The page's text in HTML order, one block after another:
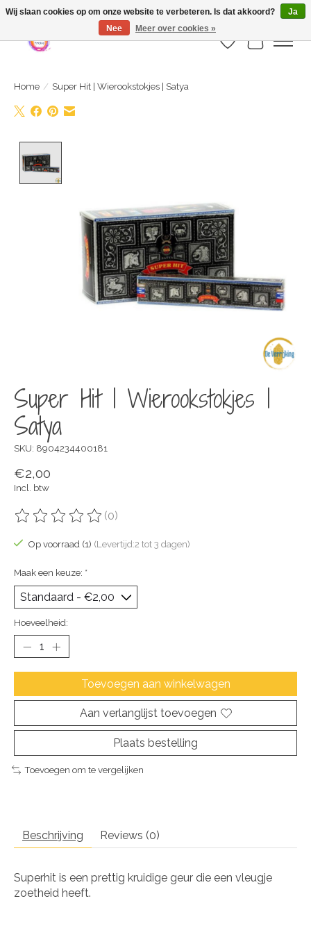
Webshop is geopend maar nog onder constructie | let op: Verzenden vanaf 29
juli
Verlanglijst
Home / Super Hit | Wierookstokjes | Satya
Super Hit | Wierookstokjes |
Satya
SKU: 8904234400181
€2,00
Incl. btw
De beoordeling van dit product is
(0)
Op voorraad (1) (Levertijd:2 tot 3 dagen)
Maak een keuze: *
Hoeveelheid:
Toevoegen aan winkelwagen
Aan verlanglijst toevoegen
Plaats bestelling
Toevoegen om te vergelijken
Beschrijving Reviews (0)
Superhit is een prettig kruidige geur die een vleugje
zoetheid heeft.
Wij slaan cookies op om onze website te verbeteren. Is dat akkoord?
Ja
Nee
Meer over cookies »